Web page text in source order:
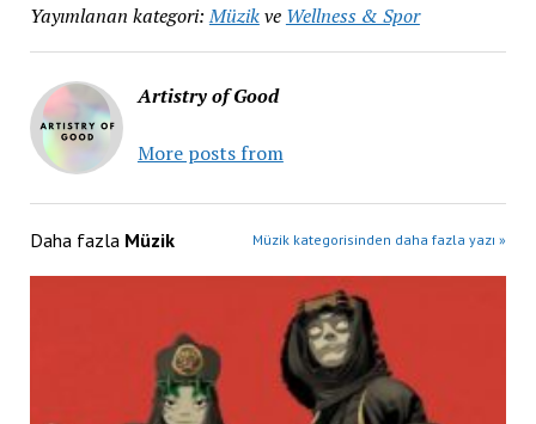
Yayımlanan kategori: Müzikve Wellness & Spor
Artistry of Good
More posts from
Daha fazla Müzik Müzik kategorisinden daha fazla yazı »